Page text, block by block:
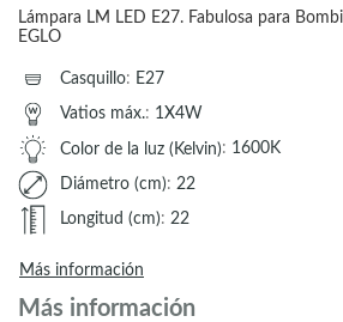
Lámpara LM LED E27. Fabulosa para
EGLO
Casquillo: E27
Vatios máx.: 1X4W
Color de la luz (Kelvin): 1600K
Diámetro (cm): 22
Longitud (cm): 22
Más información
Más información